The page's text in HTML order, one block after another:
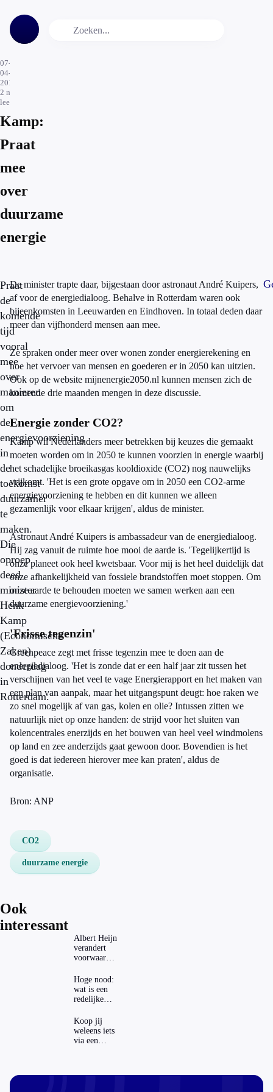
07-
04-
2016
2 min.
leestijd
Kamp:
Praat
mee
over
duurzame
energie
Praat
de
komende
tijd
vooral
mee
over
manieren
om
de
energievoorziening
in
de
toekomst
duurzamer
te
maken.
Die
oproep
deed
minister
Henk
Kamp
(Economische
Zaken)
donderdag
in
Rotterdam.
De minister trapte daar, bijgestaan door astronaut André Kuipers,
af voor de energiedialoog. Behalve in Rotterdam waren ook
bijeenkomsten in Leeuwarden en Eindhoven. In totaal deden daar
meer dan vijfhonderd mensen aan mee.
Ze spraken onder meer over wonen zonder energierekening en
hoe het vervoer van mensen en goederen er in 2050 kan uitzien.
Ook op de website mijnenergie2050.nl kunnen mensen zich de
komende drie maanden mengen in deze discussie.
Energie zonder CO2?
Kamp wil Nederlanders meer betrekken bij keuzes die gemaakt
moeten worden om in 2050 te kunnen voorzien in energie waarbij
het schadelijke broeikasgas kooldioxide (CO2) nog nauwelijks
vrijkomt. 'Het is een grote opgave om in 2050 een CO2-arme
energievoorziening te hebben en dit kunnen we alleen
gezamenlijk voor elkaar krijgen', aldus de minister.
Astronaut André Kuipers is ambassadeur van de energiedialoog.
Hij zag vanuit de ruimte hoe mooi de aarde is. 'Tegelijkertijd is
onze planeet ook heel kwetsbaar. Voor mij is het heel duidelijk dat
onze afhankelijkheid van fossiele brandstoffen moet stoppen. Om
onze aarde te behouden moeten we samen werken aan een
duurzame energievoorziening.'
'Frisse tegenzin'
Greenpeace zegt met frisse tegenzin mee te doen aan de
energiedialoog. 'Het is zonde dat er een half jaar zit tussen het
verschijnen van het veel te vage Energierapport en het maken van
een plan van aanpak, maar het uitgangspunt deugt: hoe raken we
zo snel mogelijk af van gas, kolen en olie? Intussen zitten we
natuurlijk niet op onze handen: de strijd voor het sluiten van
kolencentrales enerzijds en het bouwen van heel veel windmolens
op land en zee anderzijds gaat gewoon door. Bovendien is het
goed is dat iedereen hierover mee kan praten', aldus de
organisatie.
Bron: ANP
CO2
duurzame energie
Ook
interessant
Albert Heijn
verandert
voorwaarden
mag dat
zomaar?
Hoge nood:
wat is een
redelijke
een
openbaar
toilet?
Koop jij
weleens iets
via een